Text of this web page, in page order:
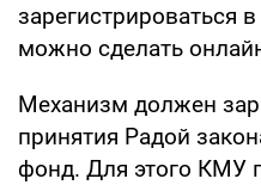
зарегистрироваться
можно сделать
Механизм должен
принятия Радой
фонд. Для этого КМУ